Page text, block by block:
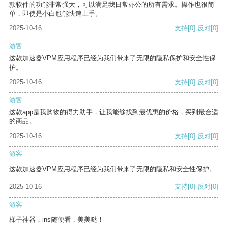
款软件的功能非常强大，可以满足我日常办公的所有需求。操作也很简
单，即使是小白也能快速上手。
2025-10-16
支持[0] 反对[0]
游客
这款加速器VPM应用程序已经为我们带来了无限的隐私保护和安全性保
护。
2025-10-16
支持[0] 反对[0]
游客
这款app是我购物的得力助手，让我能够找到最优惠的价格，买到最合适
的商品。
2025-10-16
支持[0] 反对[0]
游客
这款加速器VPM应用程序已经为我们带来了无限的隐私和安全性保护。
2025-10-16 支持[0] 反对[0]
游客
梯子神器，ins随便看，美美哒！